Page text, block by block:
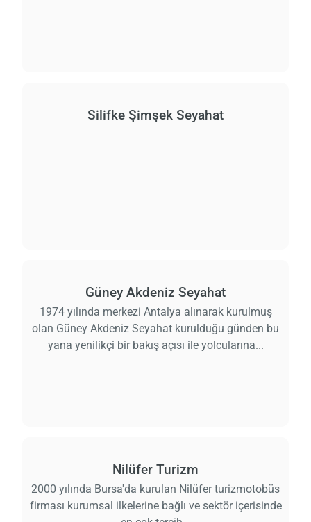
Silifke Şimşek Seyahat
Güney Akdeniz Seyahat
1974 yılında merkezi Antalya alınarak kurulmuş
olan Güney Akdeniz Seyahat kurulduğu günden bu
yana yenilikçi bir bakış açısı ile yolcularına...
Nilüfer Turizm
2000 yılında Bursa'da kurulan Nilüfer turizmotobüs
firması kurumsal ilkelerine bağlı ve sektör içerisinde